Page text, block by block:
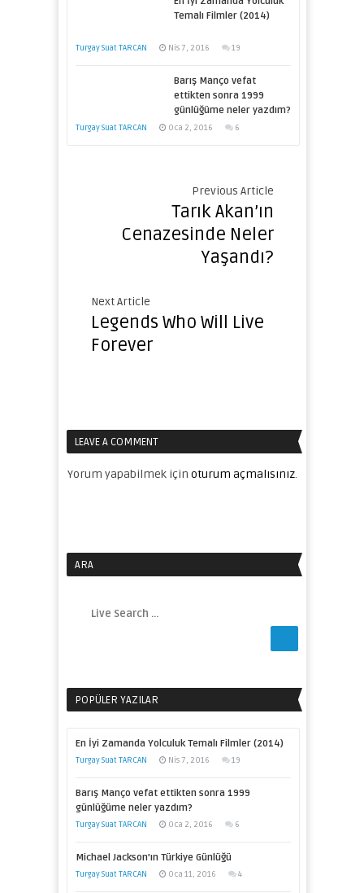
Temalı Filmler (2014)
Turgay Suat TARCAN Nis 7, 2016 19
Barış Manço vefat
ettikten sonra 1999
günlüğüme neler yazdım?
Turgay Suat TARCAN Oca 2, 2016 6
Previous Article
Tarık Akan’ın
Cenazesinde Neler
Yaşandı?
Next Article
Legends Who Will Live
Forever
LEAVE A COMMENT
Yorum yapabilmek için oturum açmalısınız.
ARA
POPÜLER YAZILAR
En İyi Zamanda Yolculuk Temalı Filmler (2014)
Turgay Suat TARCAN Nis 7, 2016 19
Barış Manço vefat ettikten sonra 1999
günlüğüme neler yazdım?
Turgay Suat TARCAN Oca 2, 2016 6
Michael Jackson’ın Türkiye Günlüğü
Turgay Suat TARCAN Oca 11, 2016 4